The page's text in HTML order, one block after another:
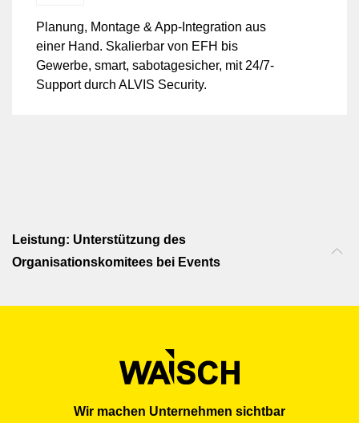
Planung, Montage & App-Integration aus
einer Hand. Skalierbar von EFH bis
Gewerbe, smart, sabotagesicher, mit 24/7-
Support durch ALVIS Security.
Leistung: Unterstützung des
Organisationskomitees bei Events
Wir machen Unternehmen sichtbar